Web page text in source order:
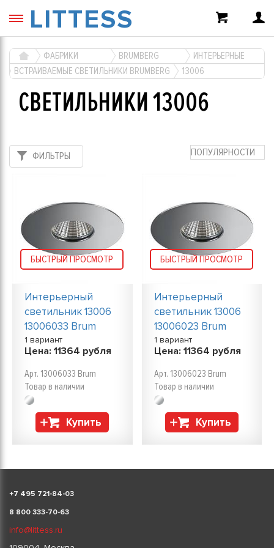
LITTESS
ФАБРИКИ BRUMBERG
ИНТЕРЬЕРНЫЕ
ВСТРАИВАЕМЫЕ СВЕТИЛЬНИКИ BRUMBERG
13006
СВЕТИЛЬНИКИ 13006
ПОПУЛЯРНОСТИ
ФИЛЬТРЫ
БЫСТРЫЙ ПРОСМОТР
Интерьерный
светильник 13006
13006033 Brum
1 вариант
Цена: 11364 рубля
Арт. 13006033 Brum
Товар в наличии
Купить
БЫСТРЫЙ ПРОСМОТР
Интерьерный
светильник 13006
13006023 Brum
1 вариант
Цена: 11364 рубля
Арт. 13006023 Brum
Товар в наличии
Купить
+7 495 721-84-03
8 800 333-70-63
info@littess.ru